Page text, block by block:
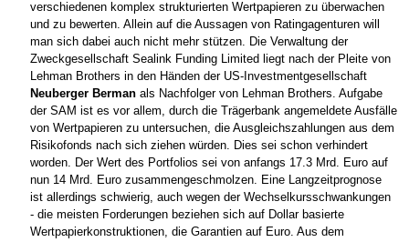
verschiedenen komplex strukturierten Wertpapieren zu überwachen
und zu bewerten. Allein auf die Aussagen von Ratingagenturen will
man sich dabei auch nicht mehr stützen. Die Verwaltung der
Zweckgesellschaft Sealink Funding Limited liegt nach der Pleite von
Lehman Brothers in den Händen der US-Investmentgesellschaft
Neuberger Berman als Nachfolger von Lehman Brothers. Aufgabe
der SAM ist es vor allem, durch die Trägerbank angemeldete Ausfälle
von Wertpapieren zu untersuchen, die Ausgleichszahlungen aus dem
Risikofonds nach sich ziehen würden. Dies sei schon verhindert
worden. Der Wert des Portfolios sei von anfangs 17.3 Mrd. Euro auf
nun 14 Mrd. Euro zusammengeschmolzen. Eine Langzeitprognose
ist allerdings schwierig, auch wegen der Wechselkursschwankungen
- die meisten Forderungen beziehen sich auf Dollar basierte
Wertpapierkonstruktionen, die Garantien auf Euro. Aus dem